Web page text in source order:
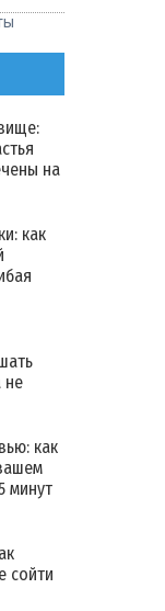
на
как
не
как
минут
сойти